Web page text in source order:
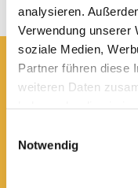
analysieren.
Verwendung unserer
soziale Medien,
Partner führen diese
weiteren Daten
Notwendig
Hier erreichen Sie
Ev.-luth.
Domsekretariat